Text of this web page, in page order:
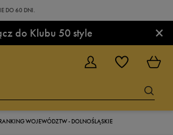
DO 60 DNI.
do Klubu 50 style ×
WOJEWÓDZTW - DOLNOŚLĄSKIE